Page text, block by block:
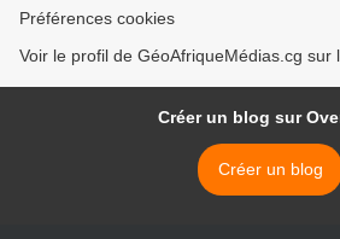
Préférences cookies
Voir le profil de GéoAfriqueMédias.cg sur
Créer un blog sur
Créer un blog